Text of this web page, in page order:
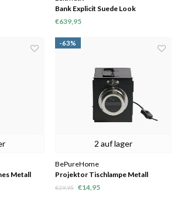
Bank Explicit Suede Look
€639,95
Metall
-63%
2 auf lager
BePureHome
Projektor Tischlampe Metall
schwarz
€39,95 €14,95